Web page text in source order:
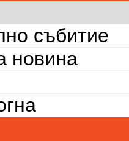
събитие
новина